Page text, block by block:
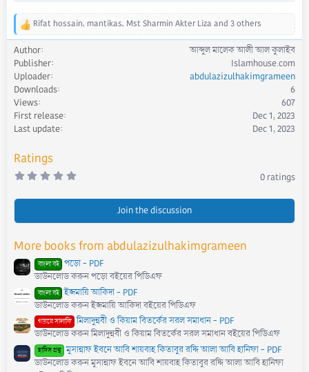
R
e
a
c
t
i
o
n
s
Rifat hossain, mantikas, Mst Sharmin Akter Liza and 3 others
Author
আব্দুল মালেক আলী আল কুলাইব
Publisher
Islamhouse.com
Uploader
abdulazizulhakimgrameen
Downloads
6
Views
607
First release
Dec 1, 2023
Last update
Dec 1, 2023
Ratings
0
0
(
)
0 ratings
Join the discussion
More books from abdulazizulhakimgrameen
বাংলা বই পড়ো - PDF
ডাউনলোড করুন পড়ো বইয়ের পিডিএফ
বাংলা বই ইজমায়ি আকিদা - PDF
ডাউনলোড করুন ইজমায়ি আকিদা বইয়ের পিডিএফ
গায়রে সালাফি মিলাদুন্নবী ও কিয়াম বিতর্কের সরল সমাধান - PDF
ডাউনলোড করুন মিলাদুন্নবী ও কিয়াম বিতর্কের সরল সমাধান বইয়ের পিডিএফ
হাদিস গ্রন্থ মুসান্নাফ ইবনে আবি শায়বাহ কিতাবুর রদ্দি আলা আবি হানিফা - PDF
ডাউনলোড করুন মুসান্নাফ ইবনে আবি শায়বাহ কিতাবুর রদ্দি আলা আবি হানিফা